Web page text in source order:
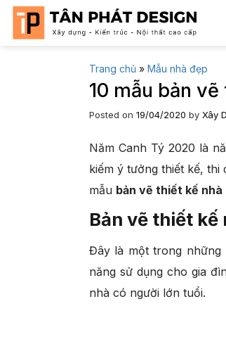
Skip
Trang chủ » Mẫu nhà đẹp
10 mẫu bản
Posted on 19/04/2020 by Xây
Năm Canh Tý 2020 là
kiếm ý tưởng thiết kế,
mẫu bản vẽ thiết kế nhà
Bản vẽ thiết kế
Đây là một trong những
năng sử dụng cho gia
nhà có người lớn tuổi.